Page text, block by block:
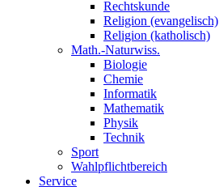
Rechtskunde
Religion (evangelisch)
Religion (katholisch)
Math.-Naturwiss.
Biologie
Chemie
Informatik
Mathematik
Physik
Technik
Sport
Wahlpflichtbereich
Service